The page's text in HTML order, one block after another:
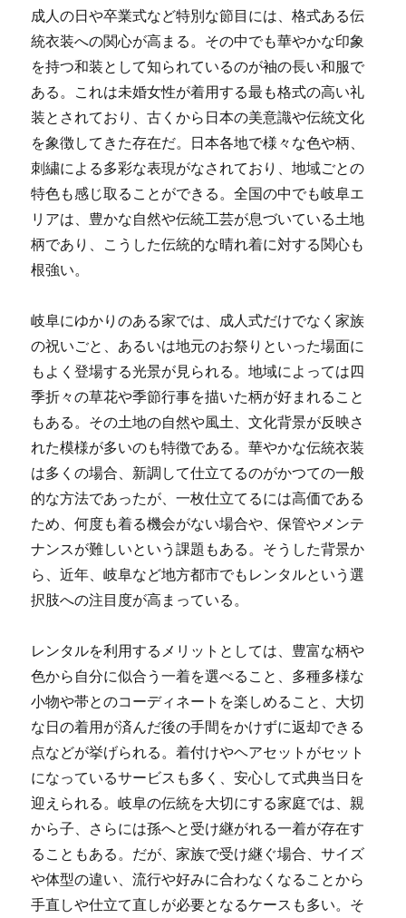
成人の日や卒業式など特別な節目には、格式ある伝
統衣装への関心が高まる。 その中でも華やかな印象
を持つ和装として知られているのが袖の長い和服で
ある。これは未婚女性が着用する最も格式の高い礼
装とされており、古くから日本の美意識や伝統文化
を象徴してきた存在だ。日本各地で様々な色や柄、
刺繍による多彩な表現がなされており、地域ごとの
特色も感じ取ることができる。全国の中でも岐阜エ
リアは、豊かな自然や伝統工芸が息づいている土地
柄であり、こうした伝統的な晴れ着に対する関心も
根強い。
岐阜にゆかりのある家では、成人式だけでなく家族
の祝いごと、あるいは地元のお祭りといった場面に
もよく登場する光景が見られる。地域によっては四
季折々の草花や季節行事を描いた柄が好まれること
もある。その土地の自然や風土、文化背景が反映さ
れた模様が多いのも特徴である。華やかな伝統衣装
は多くの場合、新調して仕立てるのがかつての一般
的な方法であったが、一枚仕立てるには高価である
ため、何度も着る機会がない場合や、保管やメンテ
ナンスが難しいという課題もある。そうした背景か
ら、近年、岐阜など地方都市でもレンタルという選
択肢への注目度が高まっている。
レンタルを利用するメリットとしては、豊富な柄や
色から自分に似合う一着を選べること、多種多様な
小物や帯とのコーディネートを楽しめること、大切
な日の着用が済んだ後の手間をかけずに返却できる
点などが挙げられる。着付けやヘアセットがセット
になっているサービスも多く、安心して式典当日を
迎えられる。岐阜の伝統を大切にする家庭では、親
から子、さらには孫へと受け継がれる一着が存在す
ることもある。だが、家族で受け継ぐ場合、サイズ
や体型の違い、流行や好みに合わなくなることから
手直しや仕立て直しが必要となるケースも多い。そ